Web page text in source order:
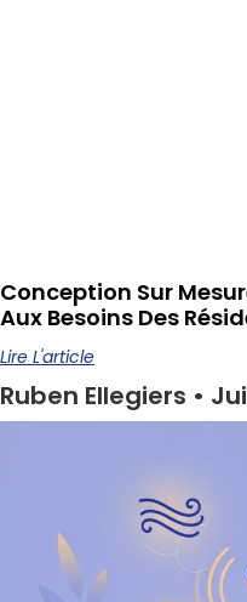
Conception Sur
Aux Besoins Des
Lire L'article
Ruben Ellegiers